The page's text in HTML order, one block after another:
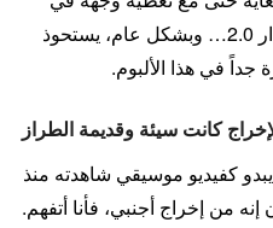
البداية. آه، لكنني أفضل الإصدار 2.0… وبشكل عام، يستحوذ
في هذا الألبوم.
كانت سيئة وقديمة الطراز
كفيديو موسيقي شاهدته منذ
من إخراج أجنبي، فأنا أتفهم.